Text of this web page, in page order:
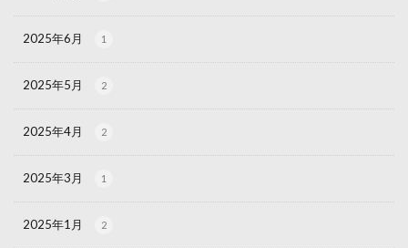
2025年6月 1
2025年5月 2
2025年4月 2
2025年3月 1
2025年1月 2